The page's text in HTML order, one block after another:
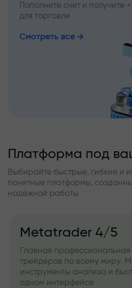
Пополните счет и получите
для торговли
Смотреть все
Платформа под
Выбирайте быстрые, гибкие и
понятные платформы,
надёжной работы
Metatrader 4/5
Главная
трейдеров по всему миру.
инструменты анализа и
одном интерфейсе